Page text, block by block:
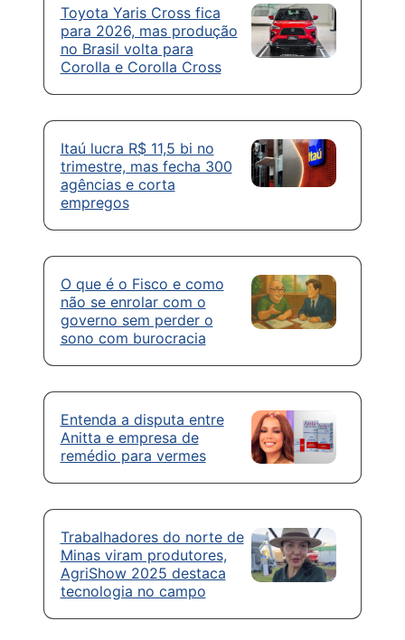
Toyota Yaris Cross fica
para 2026, mas produção
no Brasil volta para
Corolla e Corolla Cross
Itaú lucra R$ 11,5 bi no
trimestre, mas fecha 300
agências e corta
empregos
O que é o Fisco e como
não se enrolar com o
governo sem perder o
sono com burocracia
Entenda a disputa entre
Anitta e empresa de
remédio para vermes
Trabalhadores do norte de
Minas viram produtores,
AgriShow 2025 destaca
tecnologia no campo